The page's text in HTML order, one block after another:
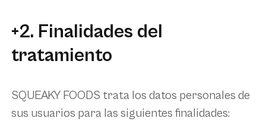
+2. Finalidades del
tratamiento
SQUEAKY FOODS trata los datos personales de
sus usuarios para las siguientes finalidades: